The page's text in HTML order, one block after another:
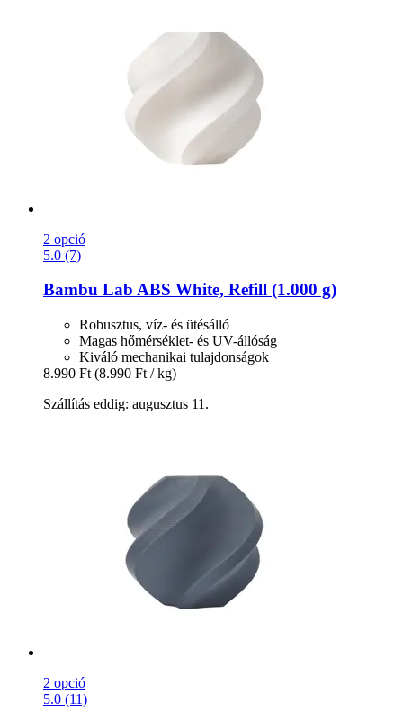
2 opció
5.0 (7)
Bambu Lab ABS White, Refill (1.000 g)
Robusztus, víz- és ütésálló
Magas hőmérséklet- és UV-állóság
Kiváló mechanikai tulajdonságok
8.990 Ft (8.990 Ft / kg)
Szállítás eddig: augusztus 11.
2 opció
5.0 (11)